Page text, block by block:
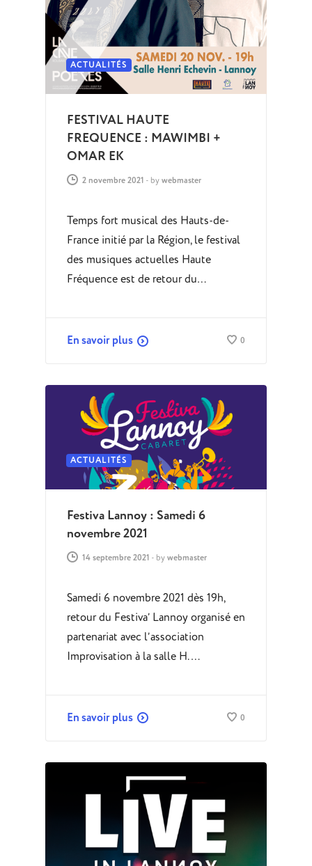
ACTUALITÉS
FESTIVAL HAUTE
FREQUENCE : MAWIMBI +
OMAR EK
2 novembre 2021 - by webmaster
Temps fort musical des Hauts-de-
France initié par la Région, le festival
des musiques actuelles Haute
Fréquence est de retour du…
En savoir plus 0
ACTUALITÉS
Festiva Lannoy : Samedi 6
novembre 2021
14 septembre 2021 - by webmaster
Samedi 6 novembre 2021 dès 19h,
retour du Festiva’ Lannoy organisé en
partenariat avec l’association
Improvisation à la salle H.…
En savoir plus 0